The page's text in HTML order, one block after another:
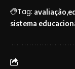
Tag: avaliação
sistema